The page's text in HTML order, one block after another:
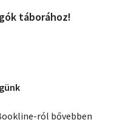
táborához!
ról bővebben